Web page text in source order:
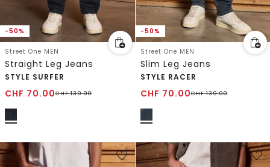
-50%
Street One MEN
Straight Leg Jeans
STYLE SURFER
CHF 70.00CHF139.00
-50%
Street One MEN
Slim Leg Jeans
STYLE RACER
CHF 70.00CHF139.00